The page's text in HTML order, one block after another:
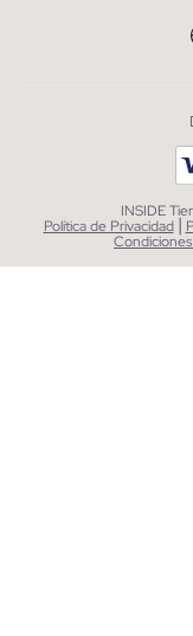
INSIDE
Política de Privacidad |